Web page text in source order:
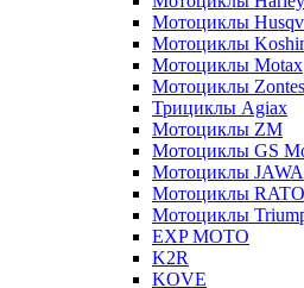
Мотоциклы
Мотоциклы
Мотоциклы Motax
Мотоциклы Zontes
Трициклы Agiax
Мотоциклы ZM
Мотоциклы GS
Мотоциклы JAWA
Мотоциклы RATO
Мотоциклы
EXP MOTO
K2R
KOVE